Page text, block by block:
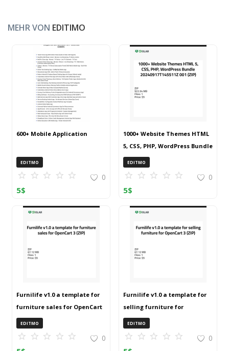
MEHR VON EDITIMO
600+ Mobile Application
EDITMO
0
5$
1000+ Website Themes HTML
5, CSS, PHP, WordPress Bundle
20240917T145511Z 001 (ZIP)
EDITMO
0
5$
Furnilife v1.0 a template for
furniture sales for OpenCart
3 (ZIP)
EDITMO
0
Furnilife v1.0 a template for
selling furniture for
OpenCart 3 (ZIP)
EDITMO
0